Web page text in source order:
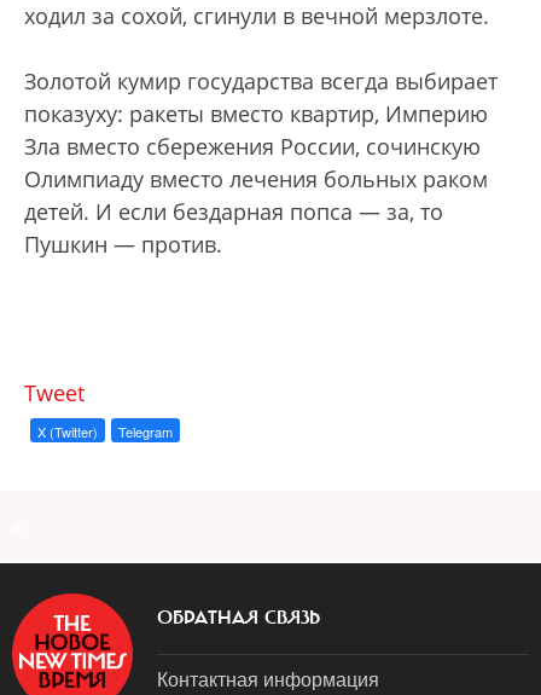
ходил за сохой, сгинули в вечной мерзлоте.
Золотой кумир государства всегда выбирает
показуху: ракеты вместо квартир, Империю
Зла вместо сбережения России, сочинскую
Олимпиаду вместо лечения больных раком
детей. И если бездарная попса — за, то
Пушкин — против.
Tweet
X (Twitter) Telegram
ОБРАТНАЯ СВЯЗЬ
Контактная информация